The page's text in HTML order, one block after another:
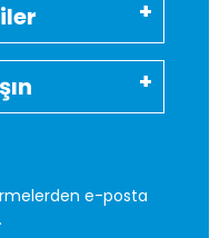
e-posta